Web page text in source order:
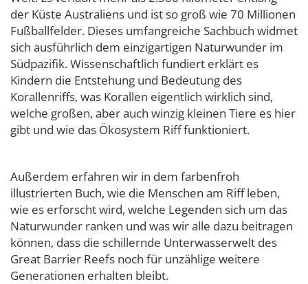
der Küste Australiens und ist so groß wie 70 Millionen
Fußballfelder. Dieses umfangreiche Sachbuch widmet
sich ausführlich dem einzigartigen Naturwunder im
Südpazifik. Wissenschaftlich fundiert erklärt es
Kindern die Entstehung und Bedeutung des
Korallenriffs, was Korallen eigentlich wirklich sind,
welche großen, aber auch winzig kleinen Tiere es hier
gibt und wie das Ökosystem Riff funktioniert.
Außerdem erfahren wir in dem farbenfroh
illustrierten Buch, wie die Menschen am Riff leben,
wie es erforscht wird, welche Legenden sich um das
Naturwunder ranken und was wir alle dazu beitragen
können, dass die schillernde Unterwasserwelt des
Great Barrier Reefs noch für unzählige weitere
Generationen erhalten bleibt.